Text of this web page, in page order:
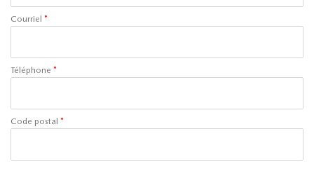
Courriel *
Téléphone *
Code postal *